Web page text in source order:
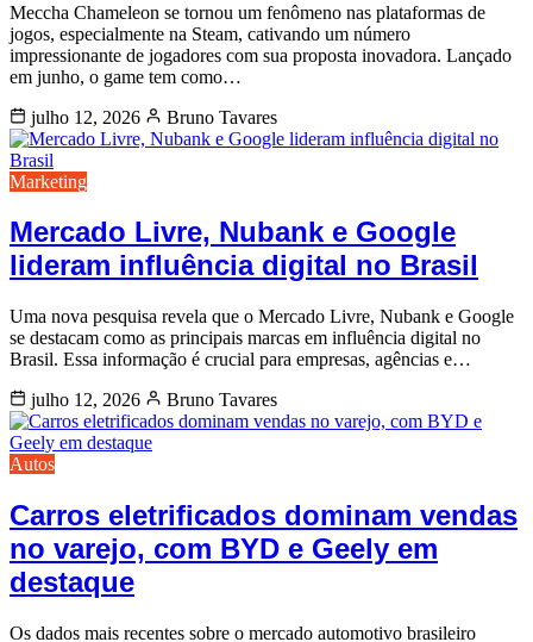
Meccha Chameleon se tornou um fenômeno nas plataformas de
jogos, especialmente na Steam, cativando um número
impressionante de jogadores com sua proposta inovadora. Lançado
em junho, o game tem como…
julho 12, 2026
Bruno Tavares
Marketing
Mercado Livre, Nubank e Google
lideram influência digital no Brasil
Uma nova pesquisa revela que o Mercado Livre, Nubank e Google
se destacam como as principais marcas em influência digital no
Brasil. Essa informação é crucial para empresas, agências e…
julho 12, 2026
Bruno Tavares
Autos
Carros eletrificados dominam vendas
no varejo, com BYD e Geely em
destaque
Os dados mais recentes sobre o mercado automotivo brasileiro